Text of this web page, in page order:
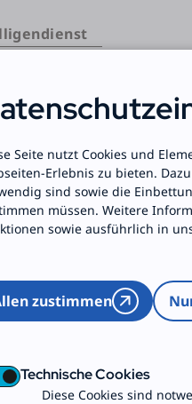
ist die
Seite nutzt Cookies und
Erlebnis zu bieten.
sind sowie die
müssen. Weitere
sowie ausführlich in
zustimmen
Technische Cookies
Diese Cookies sind